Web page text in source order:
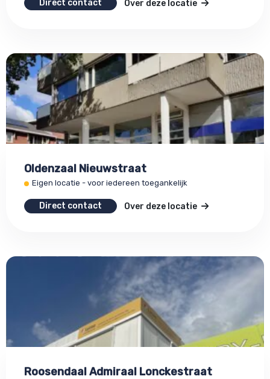
Direct contact Over deze locatie
Oldenzaal Nieuwstraat
Eigen locatie - voor iedereen toegankelijk
Direct contact Over deze locatie
Roosendaal Admiraal Lonckestraat